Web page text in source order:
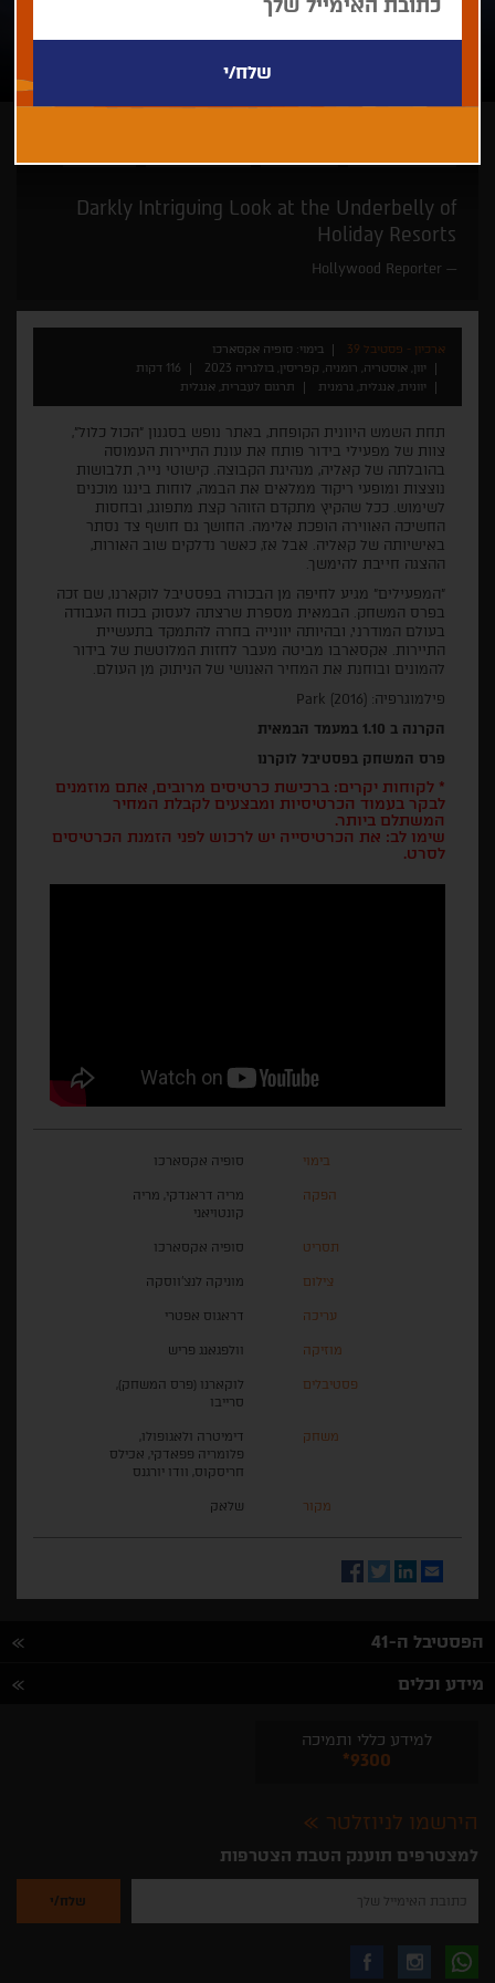
Darkly Intriguing Look at the Underbelly of
Holiday Resorts
Hollywood Reporter
ארכיון - פסטיבל 39
בימוי: סופיה אקסארכו
יוון, אוסטריה, רומניה, קפריסין, בולגריה 2023
116 דקות
יוונית, אנגלית, גרמנית
תרגום לעברית, אנגלית
תחת השמש היוונית הקופחת, באתר נופש בסגנון "הכול כלול",
צוות של מפעילי בידור פותח את עונת התיירות העמוסה
בהובלתה של קאליה, מנהיגת הקבוצה. קישוטי נייר, תלבושות
נוצצות ומופעי ריקוד ממלאים את הבמה, לוחות בינגו מוכנים
לשימוש. ככל שהקיץ מתקדם הזוהר קצת מתפוגג, ובחסות
החשיכה האווירה הופכת אלימה. החושך גם חושף צד נסתר
באישיותה של קאליה. אבל אז, כאשר נדלקים שוב האורות,
ההצגה חייבת להימשך.
"המפעילים" מגיע לחיפה מן הבכורה בפסטיבל לוקארנו, שם זכה
בפרס המשחק. הבמאית מספרת שרצתה לעסוק בכוח העבודה
בעולם המודרני, ובהיותה יוונייה בחרה להתמקד בתעשיית
התיירות. אקסארבו מביטה מעבר לחזות המלוטשת של בידור
להמונים ובוחנת את המחיר האנושי של הניתוק מן העולם.
פילמוגרפיה: Park (2016)
הקרנה ב 1.10 במעמד הבמאית
פרס המשחק בפסטיבל לוקרנו
* לקוחות יקרים: ברכישת כרטיסים מרובים, אתם מוזמנים
לבקר בעמוד הכרטיסיות ומבצעים לקבלת המחיר
המשתלם ביותר.
שימו לב: את הכרטיסייה יש לרכוש לפני הזמנת הכרטיסים
לסרט.
בימוי סופיה אקסארכו
הפקה
מריה דראנדקי, מריה
קונטויאני
תסריט סופיה אקסארכו
צילום מוניקה לנצ'ווסקה
עריכה דראגוס אפטרי
מוזיקה וולפגאנג פריש
פסטיבלים
לוקארנו (פרס המשחק),
סרייבו
משחק
דימיטרה ולאגופולו,
פלומריה פפאדקי, אכילס
חריסקוס, וודו יורגנס
מקור שלאק
Email
LinkedIn
Twitter
Facebook
הפסטיבל ה-41
מידע וכלים
למידע כללי ותמיכה
*9300
הירשמו לניוזלטר
למצטרפים תוענק הטבת הצטרפות
להזין
שלך
לקבלת עקבו